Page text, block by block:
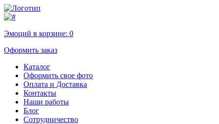
Эмоций в корзине: 0
Оформить заказ
Каталог
Оформить свое фото
Оплата и Доставка
Контакты
Наши работы
Блог
Сотрудничество